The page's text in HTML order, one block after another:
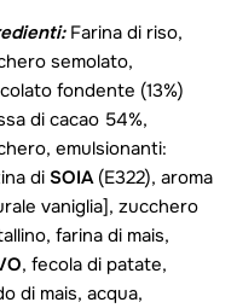
Farina di riso,
semolato,
fondente (13%)
di cacao 54%,
emulsionanti:
di SOIA(E322), aroma
vaniglia], zucchero
farina di mais,
, fecola di patate,
di mais, acqua,